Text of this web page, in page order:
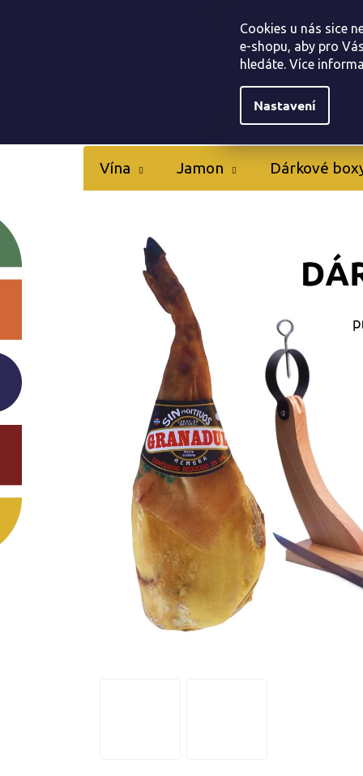
Cookies u nás sice
e-shopu, aby pro
hledáte. Více
Nastavení
Vína Jamon Dárkové